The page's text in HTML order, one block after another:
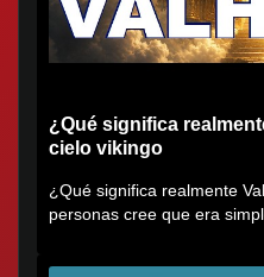
¿Qué significa
cielo vikingo
¿Qué significa realmente
personas cree que era